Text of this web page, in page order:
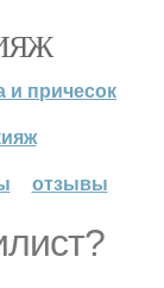
и причесок
отзывы